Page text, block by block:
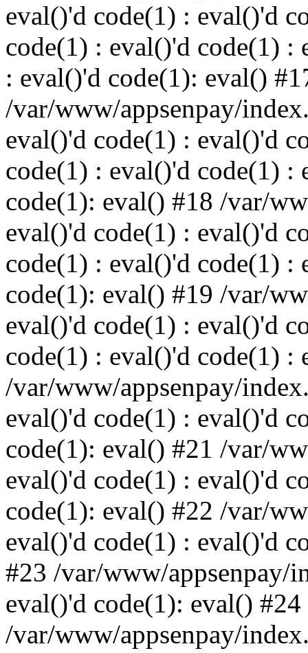
eval()'d code(1) : eval()'d
code(1) : eval()'d code(1) :
: eval()'d code(1): eval()
/var/www/appsenpay/
eval()'d code(1) : eval()'d
code(1) : eval()'d code(1) :
code(1): eval() #18 /var/
eval()'d code(1) : eval()'d
code(1) : eval()'d code(1) :
code(1): eval() #19 /var/
eval()'d code(1) : eval()'d
code(1) : eval()'d code(1) :
/var/www/appsenpay/
eval()'d code(1) : eval()'d
code(1): eval() #21 /var/
eval()'d code(1) : eval()'d
code(1): eval() #22 /var/
eval()'d code(1) : eval()'d
#23 /var/www/appsenpay/
eval()'d code(1): eval() #24
/var/www/appsenpay/